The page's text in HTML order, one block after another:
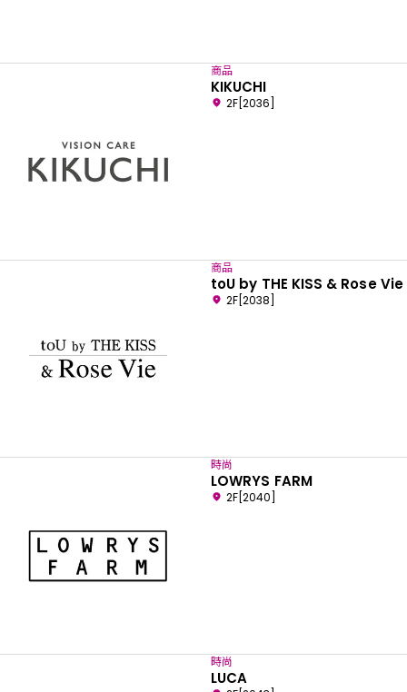
商品
KIKUCHI
2F[2036]
商品
toU by THE KISS & Rose Vie
2F[2038]
時尚
LOWRYS FARM
2F[2040]
時尚
LUCA